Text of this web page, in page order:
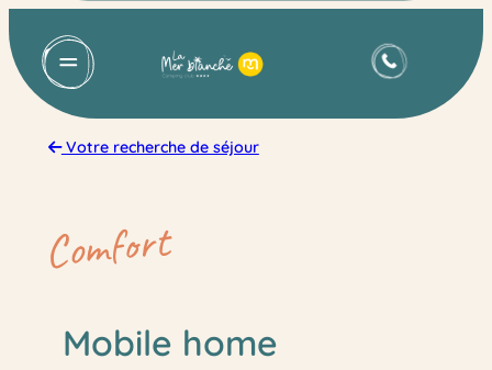
to
content
Votre recherche de séjour
Comfort
Mobile home